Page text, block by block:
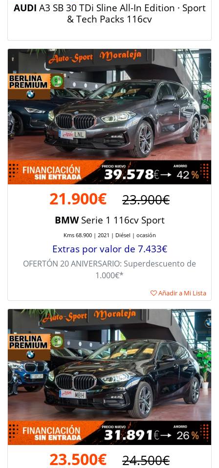
AUDI A3 SB 30 TDi Sline All-In Edition · Sport
& Tech Packs 116cv
21.900€ 23.900€
BMWSerie 1 116cv Sport
Kms 68.900 | 2021 | Diésel | ocasión
Extras por valor de 7.433€
OFERTÓN 20 ANIVERSARIO: Superdescuento de
1.000€*
Añadir a Mi Lista
23.500€ 24.500€